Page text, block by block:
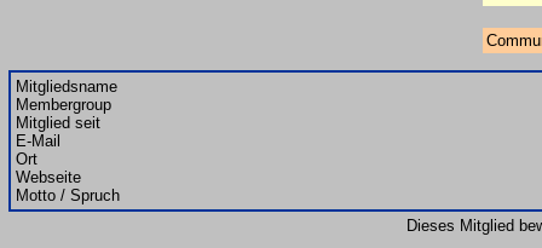
Mitgliedsname
Membergroup
Mitglied seit
E-Mail
Ort
Webseite
Motto / Spruch
Dieses Mitglied